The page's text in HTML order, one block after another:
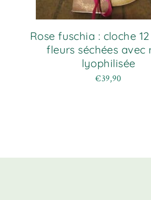
Rose fuschia : cloche
fleurs séchées avec
lyophilisée
€39,90